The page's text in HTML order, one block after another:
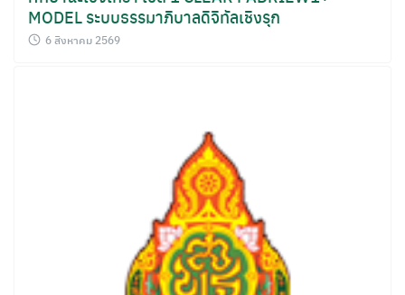
MODEL ระบบธรรมาภิบาลดิจิทัลเชิงรุก
6 สิงหาคม 2569